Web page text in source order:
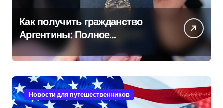
Как получить гражданство
Аргентины: Полное
руководство
Новости для путешественников